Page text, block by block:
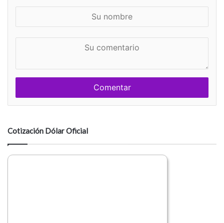
n
i
o
Cotización Dólar Oficial